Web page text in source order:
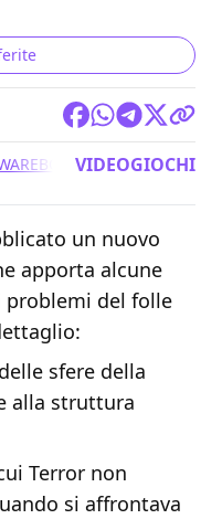
BORDERLANDS 3
VIDEOGIOCHI
un nuovo
apporta alcune
problemi del folle
sfere della
alla struttura
Terror non
si affrontava